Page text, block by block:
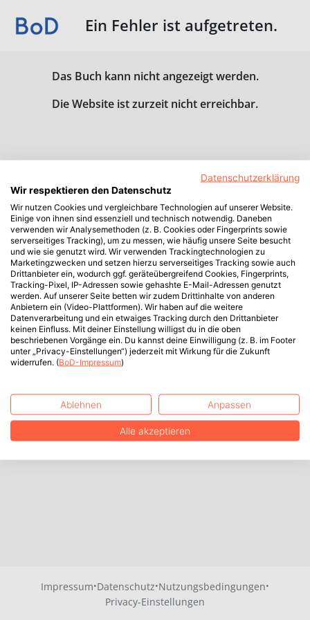
Ein Fehler ist aufgetreten.
Das Buch kann nicht angezeigt werden.
Die Website ist zurzeit nicht erreichbar.
Impressum·Datenschutz·Nutzungsbedingungen·
Privacy-Einstellungen
Datenschutzerklärung
Wir respektieren den Datenschutz
Wir nutzen Cookies und vergleichbare Technologien auf unserer Website.
Einige von ihnen sind essenziell und technisch notwendig. Daneben
verwenden wir Analysemethoden (z. B. Cookies oder Fingerprints sowie
serverseitiges Tracking), um zu messen, wie häufig unsere Seite besucht
und wie sie genutzt wird. Wir verwenden Trackingtechnologien zu
Marketingzwecken und setzen hierzu serverseitiges Tracking sowie auch
Drittanbieter ein, wodurch ggf. geräteübergreifend Cookies, Fingerprints,
Tracking-Pixel, IP-Adressen sowie gehashte E-Mail-Adressen genutzt
werden. Auf unserer Seite betten wir zudem Drittinhalte von anderen
Anbietern ein (Video-Plattformen). Wir haben auf die weitere
Datenverarbeitung und ein etwaiges Tracking durch den Drittanbieter
keinen Einfluss. Mit deiner Einstellung willigst du in die oben
beschriebenen Vorgänge ein. Du kannst deine Einwilligung (z. B. im Footer
unter „Privacy-Einstellungen“) jederzeit mit Wirkung für die Zukunft
widerrufen. (BoD-Impressum)
Ablehnen Anpassen
Alle akzeptieren